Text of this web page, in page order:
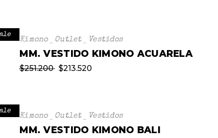
Kimono Outlet Vestidos
MM. VESTIDO KIMONO ACUARELA
$251.200 $213.520
Kimono Outlet Vestidos
MM. VESTIDO KIMONO BALI